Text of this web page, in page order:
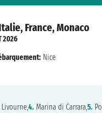
France, Monaco
2026
Nice
Livourne,4. Marina di Carrara,5.